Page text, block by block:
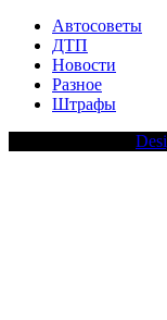
Автосоветы
ДТП
Новости
Разное
Штрафы